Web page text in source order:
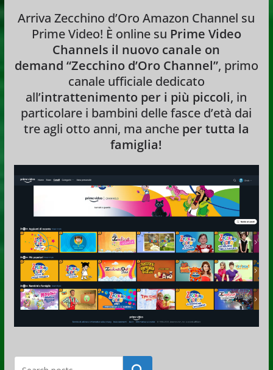
Arriva Zecchino d’Oro Amazon Channel su
Prime Video! È online su Prime Video
Channels il nuovo canale on
demand “Zecchino d’Oro Channel”, primo
canale ufficiale dedicato
all’intrattenimento per i più piccoli, in
particolare i bambini delle fasce d’età dai
tre agli otto anni, ma anche per tutta la
famiglia!